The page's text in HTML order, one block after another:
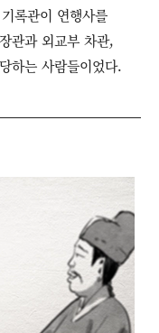
록관이 연행사를
관과 외교부 차관,
하는 사람들이었다.